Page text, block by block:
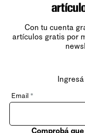
Con tu cuenta
artículos gratis por
Email *
Comprobá